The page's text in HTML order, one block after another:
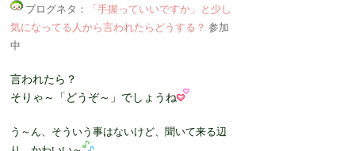
ブログネタ：
「手握っていいですか」と少し
気になってる人から言われたらどうする？ 参加
中
言われたら？
そりゃ～「どうぞ～」でしょうね
う～ん、そういう事はないけど、聞いて来る辺